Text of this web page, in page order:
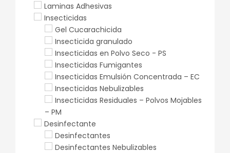
Laminas Adhesivas
Insecticidas
Gel Cucarachicida
Insecticida granulado
Insecticidas en Polvo Seco - PS
Insecticidas Fumigantes
Insecticidas Emulsión Concentrada – EC
Insecticidas Nebulizables
Insecticidas Residuales – Polvos Mojables
– PM
Desinfectante
Desinfectantes
Desinfectantes Nebulizables